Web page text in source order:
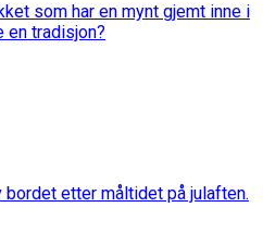
som har en mynt gjemt inne i
en tradisjon?
bordet etter måltidet på julaften.